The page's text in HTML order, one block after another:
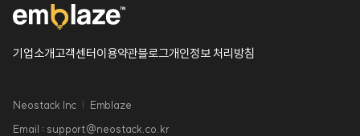
기업소개고객센터이용약관블로그개인정보 처리방침
Neostack Inc
Emblaze
Email : support@neostack.co.kr